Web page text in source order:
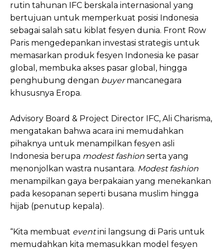
rutin tahunan IFC berskala internasional yang
bertujuan untuk memperkuat posisi Indonesia
sebagai salah satu kiblat fesyen dunia. Front Row
Paris mengedepankan investasi strategis untuk
memasarkan produk fesyen Indonesia ke pasar
global, membuka akses pasar global, hingga
penghubung dengan buyermancanegara
khususnya Eropa.
Advisory Board & Project Director IFC, Ali Charisma,
mengatakan bahwa acara ini memudahkan
pihaknya untuk menampilkan fesyen asli
Indonesia berupa modest fashion serta yang
menonjolkan wastra nusantara. Modest fashion
menampilkan gaya berpakaian yang menekankan
pada kesopanan seperti busana muslim hingga
hijab (penutup kepala).
“Kita membuat eventini langsung di Paris untuk
memudahkan kita memasukkan model fesyen